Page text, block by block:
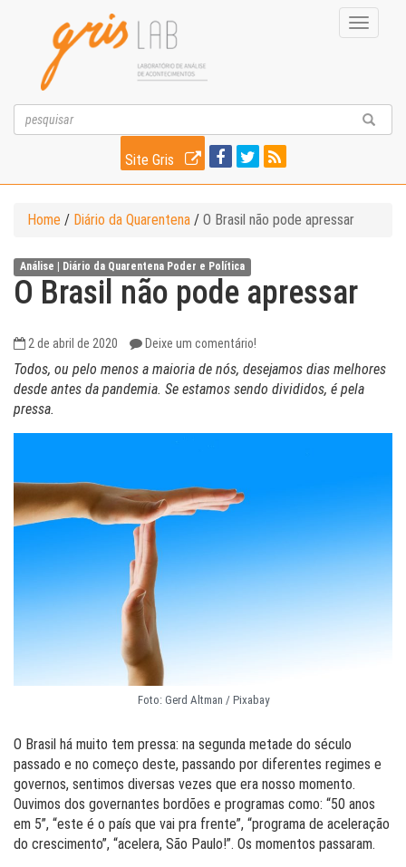
Toggle
Site Gris
Home / Diário da Quarentena / O Brasil não pode apressar
Análise | Diário da Quarentena Poder e Política
O Brasil não pode apressar
2 de abril de 2020 Deixe um comentário!
Todos, ou pelo menos a maioria de nós, desejamos dias melhores
desde antes da pandemia. Se estamos sendo divididos, é pela
pressa.
Foto: Gerd Altman / Pixabay
O Brasil há muito tem pressa: na segunda metade do século
passado e no começo deste, passando por diferentes regimes e
governos, sentimos diversas vezes que era nosso momento.
Ouvimos dos governantes bordões e programas como: “50 anos
em 5”, “este é o país que vai pra frente”, “programa de aceleração
do crescimento”, “acelera, São Paulo!”. Os momentos passaram.